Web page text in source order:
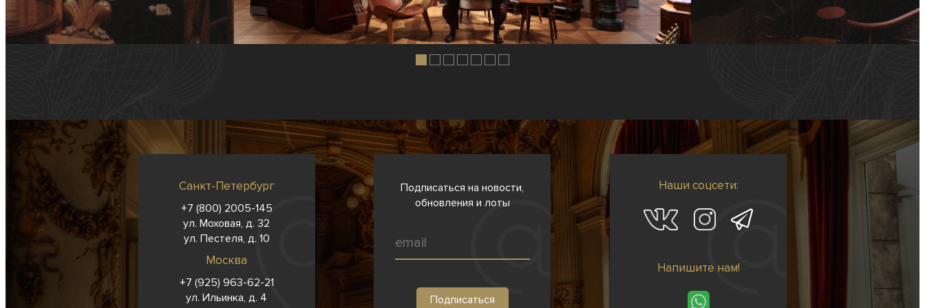
Санкт-Петербург
+7 (800) 2005-145
ул. Моховая, д. 32
ул. Пестеля, д. 10
Москва
+7 (925) 963-62-21
ул. Ильинка, д. 4
Подписаться на новости,
обновления и лоты
Наши соцсети:
Напишите нам!